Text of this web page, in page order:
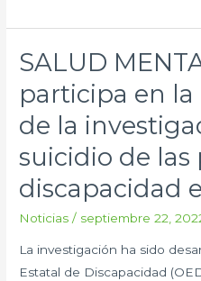
SALUD
participa en
de la
suicidio de las
discapacidad
Noticias / septiembre 22,
La investigación ha sido
Estatal de Discapacidad
SALUD
ESPAÑA
participa
la
presentación
de
investigación